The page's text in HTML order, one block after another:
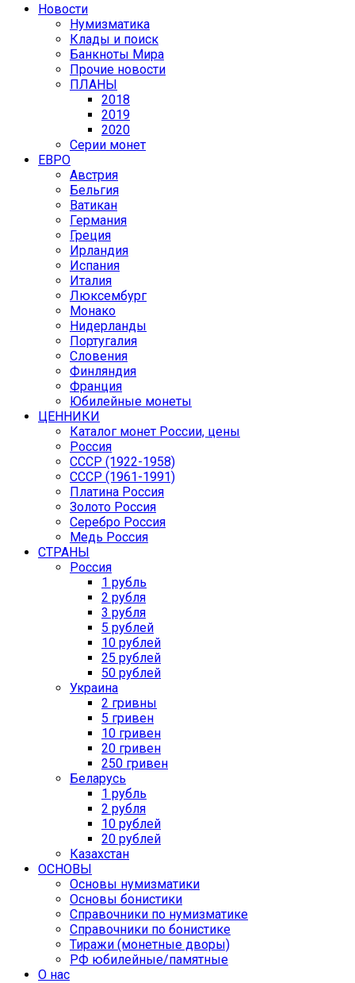
Новости
Нумизматика
Клады и поиск
Банкноты Мира
Прочие новости
ПЛАНЫ
2018
2019
2020
Серии монет
ЕВРО
Австрия
Бельгия
Ватикан
Германия
Греция
Ирландия
Испания
Италия
Люксембург
Монако
Нидерланды
Португалия
Словения
Финляндия
Франция
Юбилейные монеты
ЦЕННИКИ
Каталог монет России, цены
Россия
СССР (1922-1958)
CCCР (1961-1991)
Платина Россия
Золото Россия
Серебро Россия
Медь Россия
СТРАНЫ
Россия
1 рубль
2 рубля
3 рубля
5 рублей
10 рублей
25 рублей
50 рублей
Украина
2 гривны
5 гривен
10 гривен
20 гривен
250 гривен
Беларусь
1 рубль
2 рубля
10 рублей
20 рублей
Казахстан
ОСНОВЫ
Основы нумизматики
Основы бонистики
Справочники по нумизматике
Справочники по бонистике
Тиражи (монетные дворы)
РФ юбилейные/памятные
О нас